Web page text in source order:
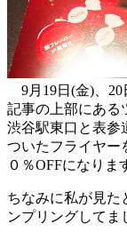
9月19日(金)、20
記事の上部にある
渋谷駅東口と表参
ついたフライヤー
０％OFFになりま
ちなみに私が見た
ンプリングしてま